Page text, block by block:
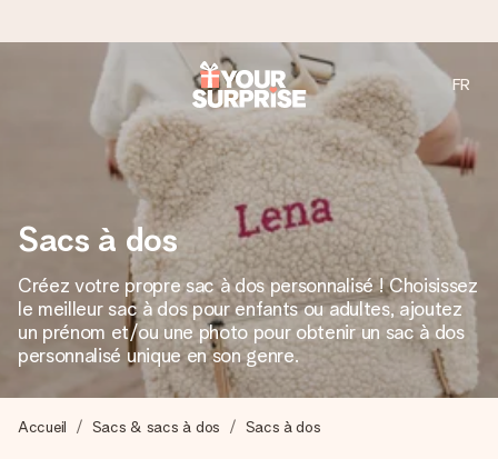
Commandé ce jour, expédié sous 24h
Nous préparons votre cadeau avec attention et l’envoyons
en un éclair – pour que vous puissiez l’offrir au bon moment,
quand cela compte le plus.
4,8 (sur la base de +15 000 avis)
Nos cadeaux sont appréciés. Les clients nous attribuent
une note de 4,8 sur Google Reviews (total de tous les
pays où nous sommes présents).
FR
Sacs à dos
Créez votre propre sac à dos personnalisé ! Choisissez
le meilleur sac à dos pour enfants ou adultes, ajoutez
un prénom et/ou une photo pour obtenir un sac à dos
personnalisé unique en son genre.
Accueil Sacs & sacs à dos Sacs à dos